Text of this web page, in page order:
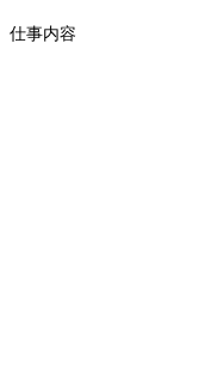
仕事内容